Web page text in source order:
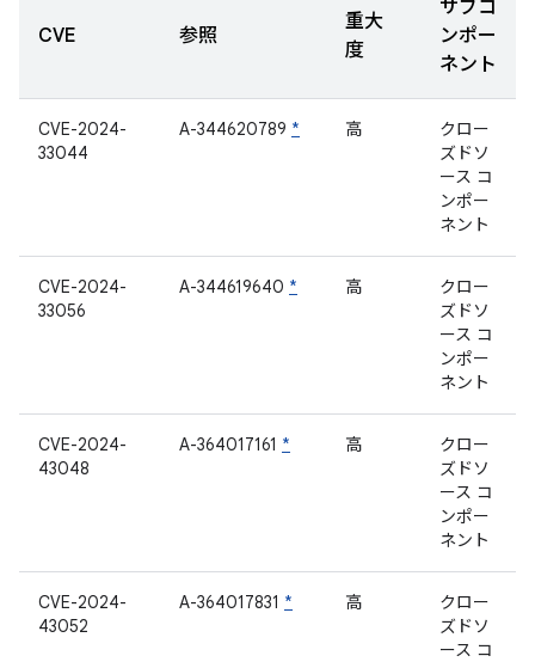
CVE 参照
重大
度
サブコ
ンポー
ネント
CVE-2024-
33044
A-344620789 * 高
クロー
ズドソ
ース コ
ンポー
ネント
CVE-2024-
33056
A-344619640 * 高
クロー
ズドソ
ース コ
ンポー
ネント
CVE-2024-
43048
A-364017161 * 高
クロー
ズドソ
ース コ
ンポー
ネント
CVE-2024-
43052
A-364017831 * 高
クロー
ズドソ
ース コ